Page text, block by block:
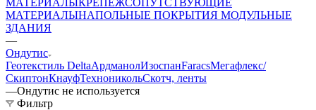
МАТЕРИАЛЫНАПОЛЬНЫЕ ПОКРЫТИЯ МОДУЛЬНЫЕ
ЗДАНИЯ
—
Ондутис
Геотекстиль DeltaАрдманолИзоспанFaracsМегафлекс/
СкиптонКнауфТехноникольСкотч, ленты
—Ондутис не используется
Фильтр